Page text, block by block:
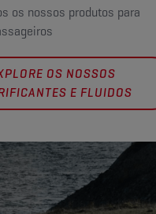
os nossos produtos para
OS NOSSOS
E FLUIDOS